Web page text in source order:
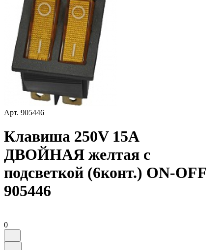
Арт. 905446
Клавиша 250V 15А
ДВОЙНАЯ желтая с
подсветкой (6конт.) ON-OFF
905446
0